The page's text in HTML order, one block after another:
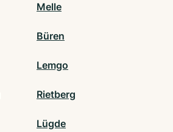
Melle
Büren
Lemgo
Rietberg
Lügde